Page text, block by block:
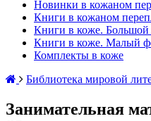
Новинки в кожаном
Книги в кожаном
Книги в коже. Большой
Книги в коже. Малый
Комплекты в коже
Библиотека мировой
Занимательная